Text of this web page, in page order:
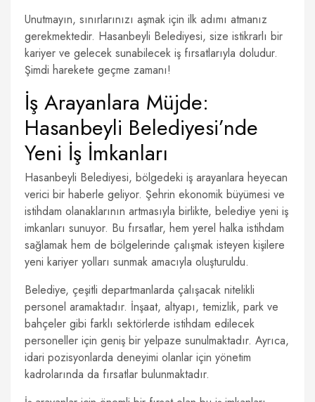
Unutmayın, sınırlarınızı aşmak için ilk adımı atmanız
gerekmektedir. Hasanbeyli Belediyesi, size istikrarlı bir
kariyer ve gelecek sunabilecek iş fırsatlarıyla doludur.
Şimdi harekete geçme zamanı!
İş Arayanlara Müjde:
Hasanbeyli Belediyesi’nde
Yeni İş İmkanları
Hasanbeyli Belediyesi, bölgedeki iş arayanlara heyecan
verici bir haberle geliyor. Şehrin ekonomik büyümesi ve
istihdam olanaklarının artmasıyla birlikte, belediye yeni iş
imkanları sunuyor. Bu fırsatlar, hem yerel halka istihdam
sağlamak hem de bölgelerinde çalışmak isteyen kişilere
yeni kariyer yolları sunmak amacıyla oluşturuldu.
Belediye, çeşitli departmanlarda çalışacak nitelikli
personel aramaktadır. İnşaat, altyapı, temizlik, park ve
bahçeler gibi farklı sektörlerde istihdam edilecek
personeller için geniş bir yelpaze sunulmaktadır. Ayrıca,
idari pozisyonlarda deneyimi olanlar için yönetim
kadrolarında da fırsatlar bulunmaktadır.